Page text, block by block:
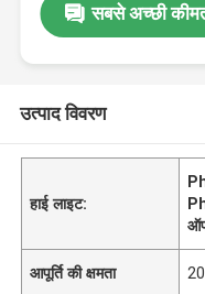
सबसे अच्छी
उत्पाद विवरण
हाई लाइट:
आपूर्ति की क्षमता